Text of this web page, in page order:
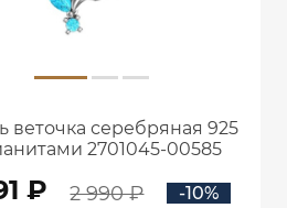
веточка серебряная 925
2701045-00585
₽ 2 990 ₽ -10%